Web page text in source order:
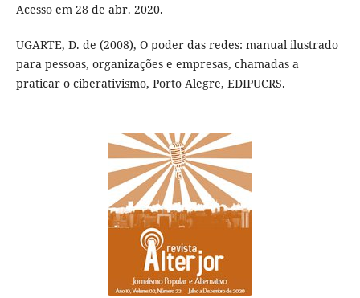
Acesso em 28 de abr. 2020.
UGARTE, D. de (2008), O poder das redes: manual ilustrado
para pessoas, organizações e empresas, chamadas a
praticar o ciberativismo, Porto Alegre, EDIPUCRS.